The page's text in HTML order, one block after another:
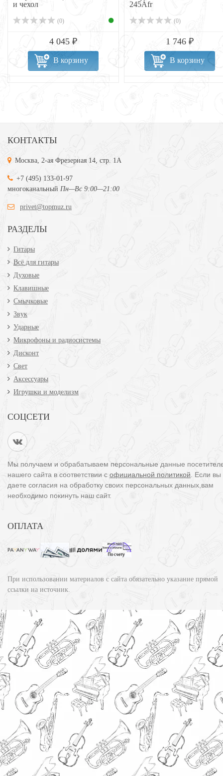
и чехол
(0)
4 045 ₽
В корзину
245Afr
(0)
1 746 ₽
В корзину
КОНТАКТЫ
Москва, 2-ая Фрезерная 14, стр. 1А
+7 (495) 133-01-97
многоканальный Пн—Вс 9:00—21:00
privet@topmuz.ru
РАЗДЕЛЫ
Гитары
Всё для гитары
Духовые
Клавишные
Смычковые
Звук
Ударные
Микрофоны и радиосистемы
Дисконт
Свет
Аксессуары
Игрушки и моделизм
СОЦСЕТИ
Мы получаем и обрабатываем персональные данные
нашего сайта в соответствии с официальной политикой . Если
даете согласия на обработку своих персональных данных,вам
необходимо покинуть наш сайт.
ОПЛАТА
При использовании материалов с сайта обязательно указание прямой
ссылки на источник.